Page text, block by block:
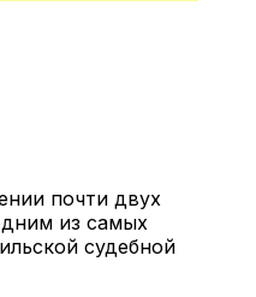
почти двух
из самых
судебной